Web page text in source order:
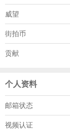
威望
街拍币
贡献
个人资料
邮箱状态
视频认证